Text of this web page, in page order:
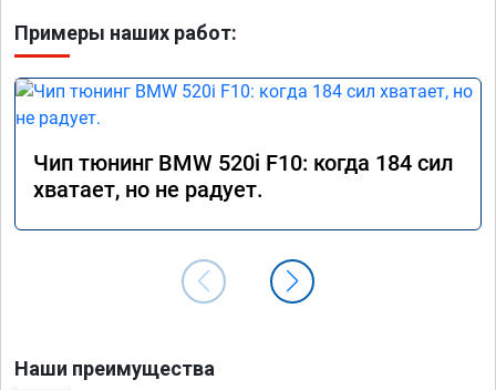
Примеры наших работ:
Чип тюнинг BMW 520i F10: когда 184 сил
хватает, но не радует.
Наши преимущества